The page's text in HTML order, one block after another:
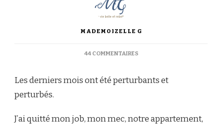
MADEMOIZELLE G
44 COMMENTAIRESSUR
TOUT
​​Les derniers mois ont été perturbants et
perturbés.
J’ai quitté mon job, mon mec, notre appartement,